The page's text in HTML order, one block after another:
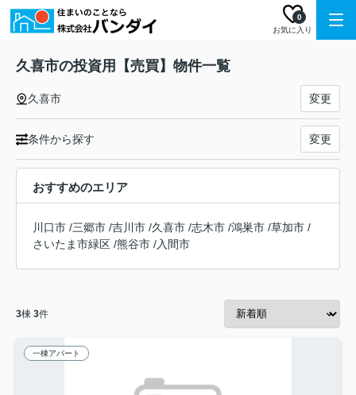
お気に入り
0
久喜市の投資用【売買】物件一覧
久喜市 変更
条件から探す 変更
おすすめのエリア
川口市 /三郷市 /吉川市 /久喜市 /志木市 /鴻巣市 /草加市 /
さいたま市緑区 /熊谷市 /入間市
3棟 3件
一棟アパート